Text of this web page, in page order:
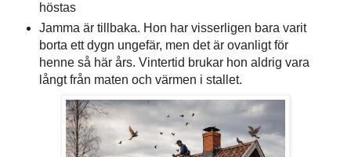
höstas
Jamma är tillbaka. Hon har visserligen bara varit
borta ett dygn ungefär, men det är ovanligt för
henne så här års. Vintertid brukar hon aldrig vara
långt från maten och värmen i stallet.